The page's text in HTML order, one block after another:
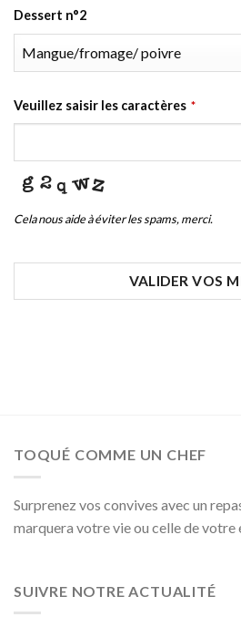
Dessert n°2
Veuillez saisir les caractères *
Cela nous aide à éviter les spams, merci.
VALIDER VOS
TOQUÉ COMME UN CHEF
Surprenez vos convives avec un
marquera votre vie ou celle de votre
SUIVRE NOTRE ACTUALITÉ